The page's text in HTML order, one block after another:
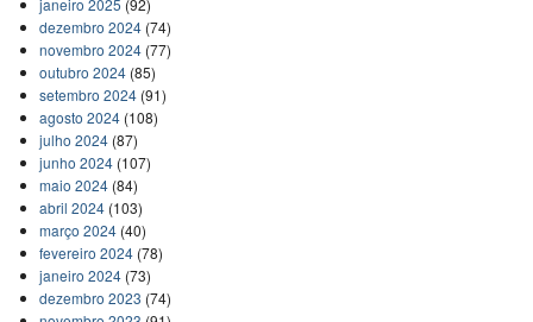
dezembro 2024(74)
novembro 2024(77)
outubro 2024(85)
setembro 2024(91)
agosto 2024(108)
julho 2024(87)
junho 2024(107)
maio 2024(84)
abril 2024(103)
março 2024(40)
fevereiro 2024(78)
janeiro 2024(73)
dezembro 2023 (74)